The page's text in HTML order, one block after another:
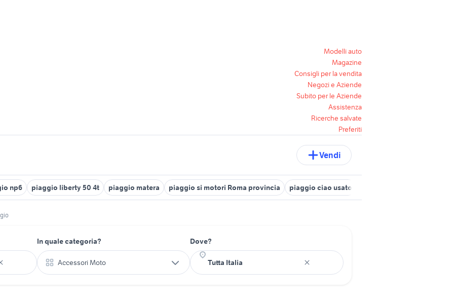
Modelli auto
Magazine
Consigli per la vendita
Negozi e Aziende
Subito per le Aziende
Assistenza
Ricerche salvate
Preferiti
Vendi
np6 piaggio liberty 50 4t piaggio matera piaggio si motori Roma provincia piaggio ciao usato
In quale categoria?
Accessori Moto
Dove?